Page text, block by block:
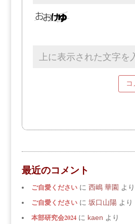
最近のコメント
ご自愛くださいに 西嶋 華園 より
ご自愛くださいに 坂口山陽より
本部研究会2024に kaen より